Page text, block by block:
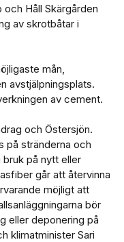
Håll Skärgården
av skrotbåtar i
mån,
avstjälpningsplats.
av cement.
och Östersjön.
på stränderna och
bruk på nytt eller
går att återvinna
möjligt att
bör
eller deponering på
klimatminister Sari